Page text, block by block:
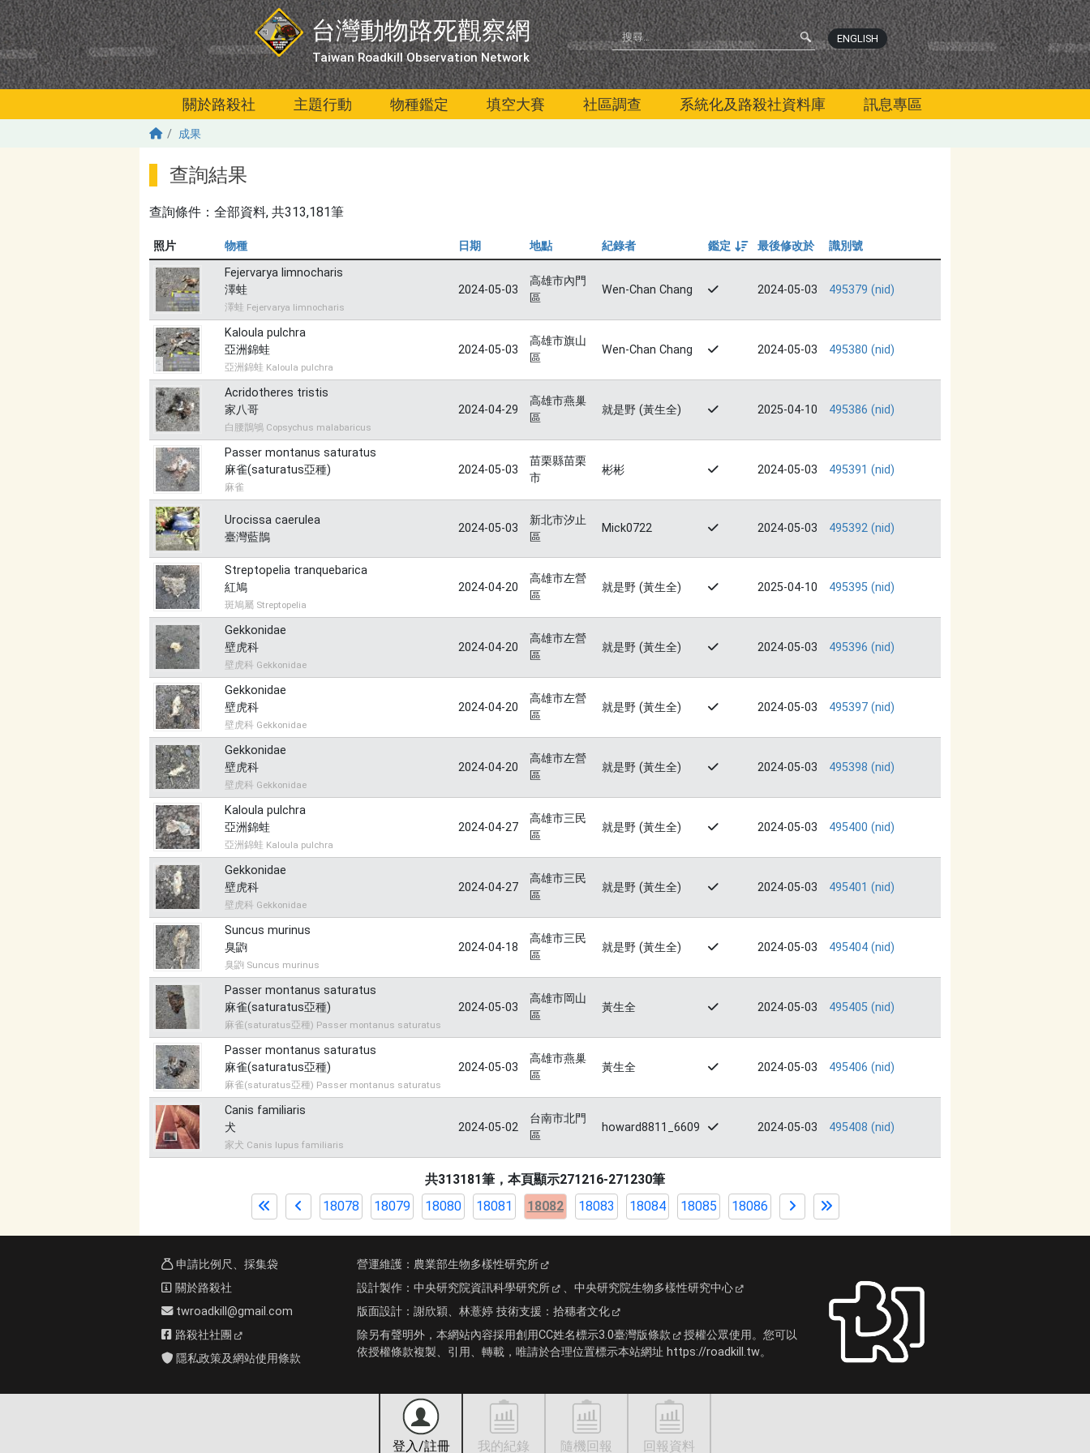
移至主內容
台灣動物路死觀察網
Taiwan Roadkill Observation Network
ENGLISH
關於路殺社 主題行動 物種鑑定 填空大賽 社區調查 系統化及路殺社資料庫 訊息專區
成果
查詢結果
查詢條件： 全部資料, 共313,181筆
照片 物種 日期 地點 紀錄者
鑑定
由大到小
最後修改於
識別號
Fejervarya limnocharis
澤蛙
澤蛙 Fejervarya limnocharis
2024-05-03
高雄市內門
區
Wen-Chan Chang 2024-05-03 495379 (nid)
Kaloula pulchra
亞洲錦蛙
亞洲錦蛙 Kaloula pulchra
2024-05-03
高雄市旗山
區
Wen-Chan Chang 2024-05-03 495380 (nid)
Acridotheres tristis
家八哥
白腰鵲鴝 Copsychus malabaricus
2024-04-29
高雄市燕巢
區
就是野 (黃生全) 2025-04-10 495386 (nid)
Passer montanus saturatus
麻雀(saturatus亞種)
麻雀
2024-05-03
苗栗縣苗栗
市
彬彬 2024-05-03 495391 (nid)
Urocissa caerulea
臺灣藍鵲
2024-05-03
新北市汐止
區
Mick0722 2024-05-03 495392 (nid)
Streptopelia tranquebarica
紅鳩
斑鳩屬 Streptopelia
2024-04-20
高雄市左營
區
就是野 (黃生全) 2025-04-10 495395 (nid)
Gekkonidae
壁虎科
壁虎科 Gekkonidae
2024-04-20
高雄市左營
區
就是野 (黃生全) 2024-05-03 495396 (nid)
Gekkonidae
壁虎科
壁虎科 Gekkonidae
2024-04-20
高雄市左營
區
就是野 (黃生全) 2024-05-03 495397 (nid)
Gekkonidae
壁虎科
壁虎科 Gekkonidae
2024-04-20
高雄市左營
區
就是野 (黃生全) 2024-05-03 495398 (nid)
Kaloula pulchra
亞洲錦蛙
亞洲錦蛙 Kaloula pulchra
2024-04-27
高雄市三民
區
就是野 (黃生全) 2024-05-03 495400 (nid)
Gekkonidae
壁虎科
壁虎科 Gekkonidae
2024-04-27
高雄市三民
區
就是野 (黃生全) 2024-05-03 495401 (nid)
Suncus murinus
臭鼩
臭鼩 Suncus murinus
2024-04-18
高雄市三民
區
就是野 (黃生全) 2024-05-03 495404 (nid)
Passer montanus saturatus
麻雀(saturatus亞種)
麻雀(saturatus亞種) Passer montanus saturatus
2024-05-03
高雄市岡山
區
黃生全 2024-05-03 495405 (nid)
Passer montanus saturatus
麻雀(saturatus亞種)
麻雀(saturatus亞種) Passer montanus saturatus
2024-05-03
高雄市燕巢
區
黃生全 2024-05-03 495406 (nid)
Canis familiaris
犬
家犬 Canis lupus familiaris
2024-05-02
台南市北門
區
howard8811_6609 2024-05-03 495408 (nid)
共313181筆，本頁顯示271216-271230筆
18078
18079 18080 18081 18082 18083 18084 18085 18086
登入/註冊 我的紀錄 隨機回報 回報資料
申請比例尺、採集袋
關於路殺社
twroadkill@gmail.com
路殺社社團
隱私政策及網站使用條款
營運維護： 農業部生物多樣性研究所
設計製作： 中央研究院資訊科學研究所 、 中央研究院生物多樣性研究中心
版面設計： 謝欣穎、林薏婷 技術支援： 拾穗者文化
除另有聲明外，本網站內容採用創用CC姓名標示3.0臺灣版條款
授權公眾使用。您可以
依授權條款複製、引用、轉載，唯請於合理位置標示本站網址 https://roadkill.tw。